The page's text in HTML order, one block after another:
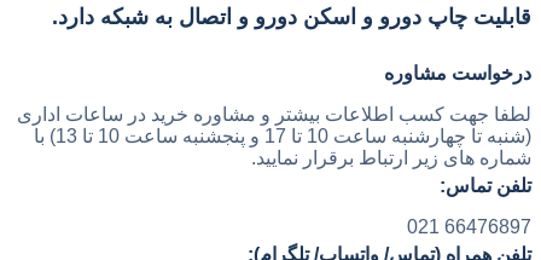
قابلیت چاپ دورو و اسکن دورو و اتصال به شبکه دارد.
درخواست مشاوره
لطفا جهت کسب اطلاعات بیشتر و مشاوره خرید در ساعات اداری
(شنبه تا چهارشنبه ساعت 10 تا 17 و پنجشنبه ساعت 10 تا 13) با
شماره های زیر ارتباط برقرار نمایید.
تلفن تماس:
66476897 021
تلفن همراه (تماس/ واتساپ/ تلگرام):